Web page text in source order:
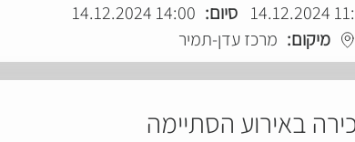
11:00 סיום: 14:00 14.12.2024
מיקום: מרכז עדן-תמיר
באירוע הסתיימה